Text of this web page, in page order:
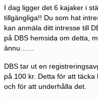
I dag ligger det 6 kajaker i
tillgängliga!! Du som hat
kan anmäla ditt intresse till
på DBS hemsida om detta,
ännu……
DBS tar ut en
på 100 kr. Detta för att
och för att underhålla det.